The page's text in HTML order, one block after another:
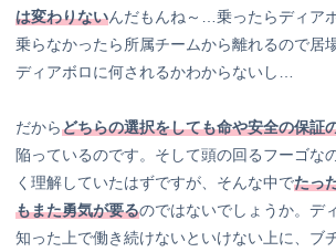
は変わりないんだもんね～…乗ったらディア
乗らなかったら所属チームから離れるので居
ディアボロに何されるかわからないし…
だからどちらの選択をしても命や安全の保証
陥っているのです。そして頭の回るフーゴな
く理解していたはずですが、そんな中でたっ
もまた勇気が要るのではないでしょうか。デ
知った上で働き続けないといけない上に、ブ